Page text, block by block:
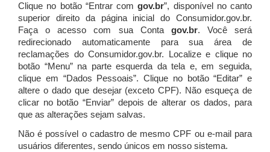
Clique no botão “Entrar comgov.br”, disponível no canto
superior direito da página inicial do Consumidor.gov.br.
Faça o acesso com sua Conta gov.br. Você será
redirecionado automaticamente para sua área de
reclamações do Consumidor.gov.br.
Localize e clique no
botão “Menu” na parte esquerda da tela e, em seguida,
clique em “Dados Pessoais”. Clique no botão “Editar” e
altere o dado que desejar (exceto CPF). Não esqueça de
clicar no botão “Enviar” depois de alterar os dados, para
que as alterações sejam salvas.
Não é possível o cadastro de mesmo CPF ou e-mail para
usuários diferentes, sendo únicos em nosso sistema.